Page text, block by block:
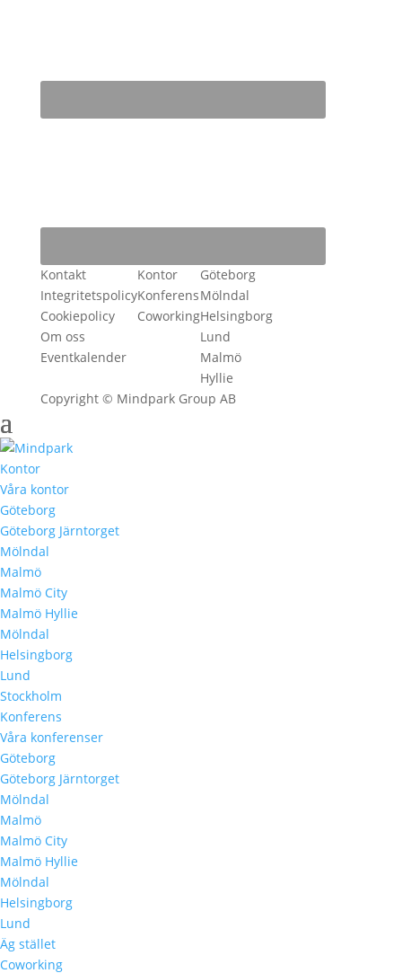
Kontakt
Integritetspolicy
Cookiepolicy
Om oss
Eventkalender
Kontor
Konferens
Coworking
Göteborg
Mölndal
Helsingborg
Lund
Malmö
Hyllie
Copyright © Mindpark Group AB
Kontor
Våra kontor
Göteborg
Göteborg Järntorget
Mölndal
Malmö
Malmö City
Malmö Hyllie
Mölndal
Helsingborg
Lund
Stockholm
Konferens
Våra konferenser
Göteborg
Göteborg Järntorget
Mölndal
Malmö
Malmö City
Malmö Hyllie
Mölndal
Helsingborg
Lund
Äg stället
Coworking